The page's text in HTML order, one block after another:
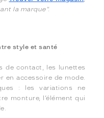
la marque".
style et santé
de contact, les lunettes
en accessoire de mode.
: les variations ne
monture, l’élément qui